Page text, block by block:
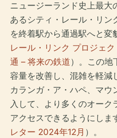
ニュージーランド史上最大
あるシティ・レール・リン
を終着駅から通過駅へと変
レール・リンク プロジェ
通 – 将来の鉄道）。この地
容量を改善し、混雑を軽減
カランガ・ア・ハペ、マ
入して、より多くのオーク
アクセスできるようにしま
レター 2024年12月 ）。